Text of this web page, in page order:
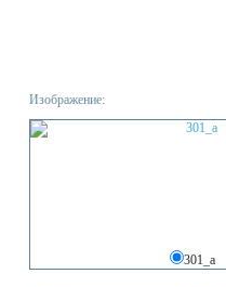
Изображение:
301_a